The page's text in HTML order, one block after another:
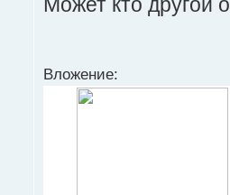
Вложение: